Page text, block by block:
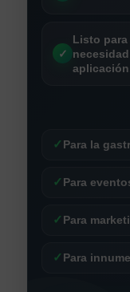
✓
Listo
✓ Para la
✓Para
✓Para
✓Para